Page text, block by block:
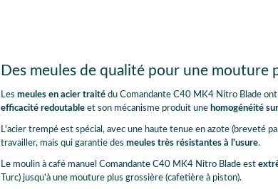
Des meules de qualité pour une mouture
Les meules en acier traitédu Comandante C40 MK4 Nitro Blade
efficacité redoutableet son mécanisme produit une homogénéité
L'acier trempé est spécial, avec une haute tenue en azote (breveté
travailler, mais qui garantie des meules très résistantes à l'usure.
Le moulin à café manuel Comandante C40 MK4 Nitro Blade est
Turc) jusqu'à une mouture plus grossière (cafetière à piston).